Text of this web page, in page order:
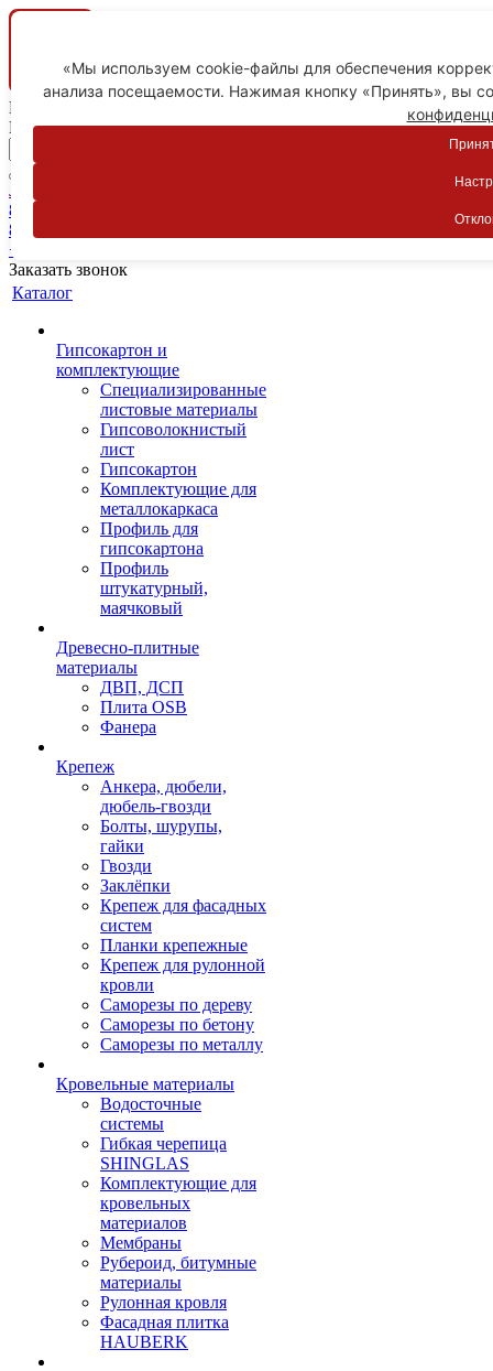
Ваш город
Пятигорск
Личный кабинет
8-800-775-59-89
8-800-775-59-89
+7 918 754-83-77
Заказать звонок
Каталог
Гипсокартон и
комплектующие
Специализированные
листовые материалы
Гипсоволокнистый
лист
Гипсокартон
Комплектующие для
металлокаркаса
Профиль для
гипсокартона
Профиль
штукатурный,
маячковый
Древесно-плитные
материалы
ДВП, ДСП
Плита OSB
Фанера
Крепеж
Анкера, дюбели,
дюбель-гвозди
Болты, шурупы,
гайки
Гвозди
Заклёпки
Крепеж для фасадных
систем
Планки крепежные
Крепеж для рулонной
кровли
Саморезы по дереву
Саморезы по бетону
Саморезы по металлу
Кровельные материалы
Водосточные
системы
Гибкая черепица
SHINGLAS
Комплектующие для
кровельных
материалов
Мембраны
Рубероид, битумные
материалы
Рулонная кровля
Фасадная плитка
HAUBERK
«Мы используем cookie-файлы для обеспечения
анализа посещаемости. Нажимая кнопку «Принять», вы